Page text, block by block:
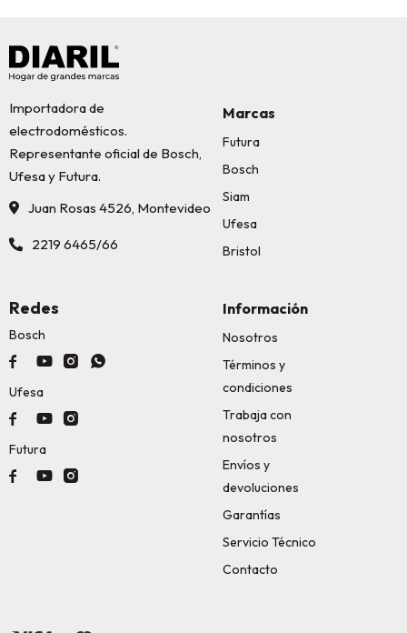
Importadora de
electrodomésticos.
Representante oficial de Bosch,
Ufesa y Futura.
Juan Rosas 4526, Montevideo
2219 6465/66
Marcas
Futura
Bosch
Siam
Ufesa
Bristol
Información
Nosotros
Términos y
condiciones
Trabaja con
nosotros
Envíos y
devoluciones
Garantías
Servicio Técnico
Contacto
Redes
Bosch
   
Ufesa
  
Futura
  